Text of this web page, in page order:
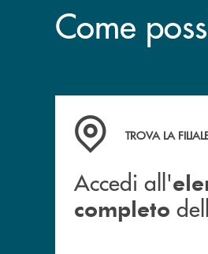
Come
Accedi all' elenco
TROVA LA
Accedi all'
completo